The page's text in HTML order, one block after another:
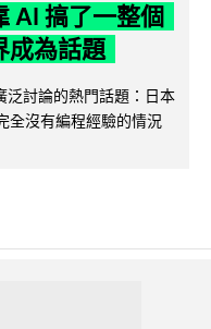
AI 搞了一整個
成為話題
泛討論的熱門話題：日本
全沒有編程經驗的情況